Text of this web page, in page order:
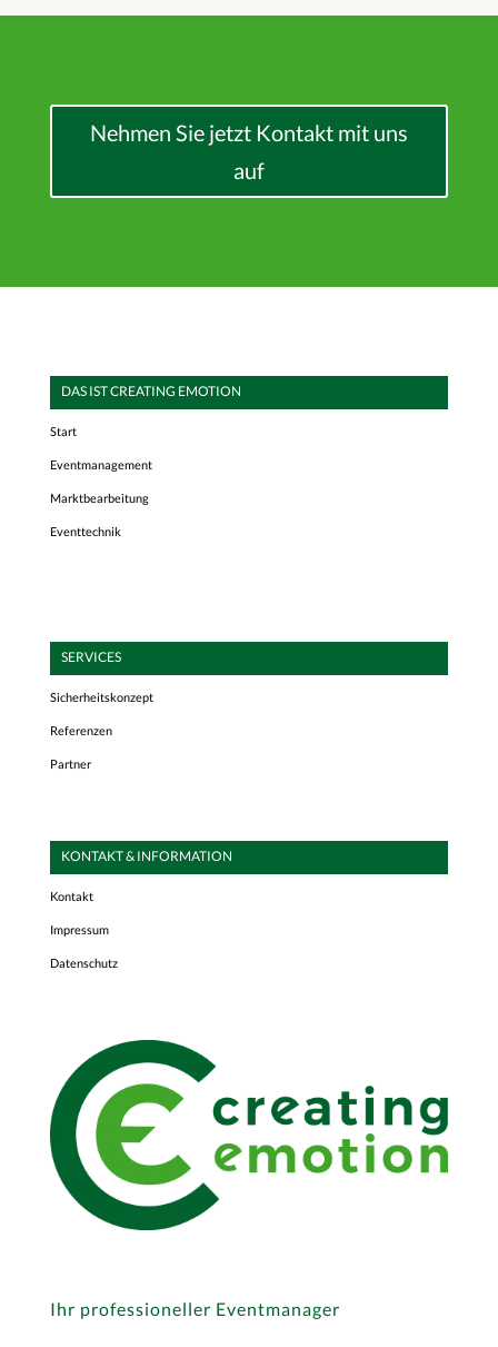
Nehmen Sie jetzt Kontakt mit uns
auf
DAS IST CREATING EMOTION
Start
Eventmanagement
Marktbearbeitung
Eventtechnik
SERVICES
Sicherheitskonzept
Referenzen
Partner
KONTAKT & INFORMATION
Kontakt
Impressum
Datenschutz
Ihr professioneller Eventmanager